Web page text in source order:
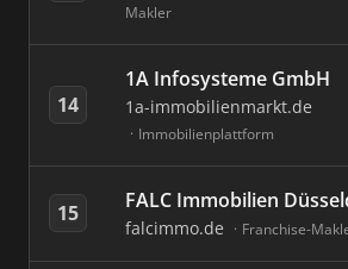
Makler
14
1A Infosysteme GmbH
1a-immobilienmarkt.de
Immobilienplattform
15 FALC Immobilien
falcimmo.de Franchise-